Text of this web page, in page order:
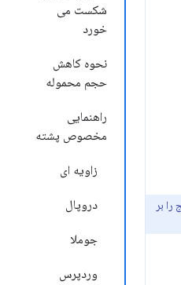
شکست می
خورد
نحوه کاهش
حجم محموله
راهنمایی
مخصوص پشته
زاویه ای
دروپال
جوملا
وردپرس
را بر